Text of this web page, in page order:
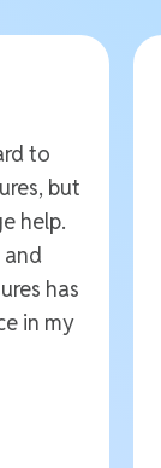
to
but
help.
has
in my